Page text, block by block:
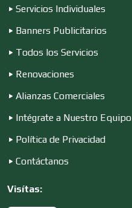
Servicios Individuales
Banners Publicitarios
Todos los Servicios
Renovaciones
Alianzas Comerciales
Intégrate a Nuestro Equipo
Política de Privacidad
Contáctanos
Visítas: